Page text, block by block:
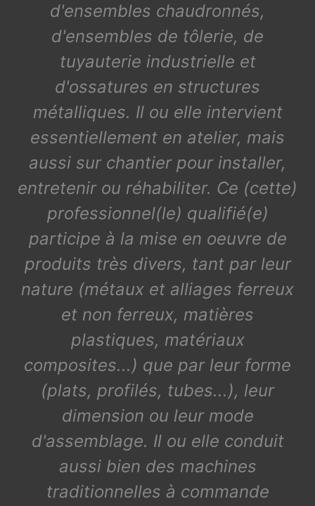
d'ensembles chaudronnés,
d'ensembles de tôlerie, de
tuyauterie industrielle et
d'ossatures en structures
métalliques. Il ou elle intervient
essentiellement en atelier, mais
aussi sur chantier pour installer,
entretenir ou réhabiliter. Ce (cette)
professionnel(le) qualifié(e)
participe à la mise en oeuvre de
produits très divers, tant par leur
nature (métaux et alliages ferreux
et non ferreux, matières
plastiques, matériaux
composites...) que par leur forme
(plats, profilés, tubes...), leur
dimension ou leur mode
d'assemblage. Il ou elle conduit
aussi bien des machines
traditionnelles à commande